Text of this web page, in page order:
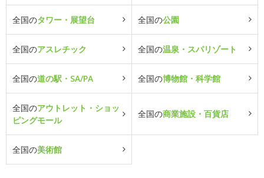
全国のタワー・展望台 全国の公園
全国のアスレチック 全国の温泉・スパリゾート
全国の道の駅・SA/PA 全国の博物館・科学館
全国のアウトレット・ショッ
ピングモール
全国の商業施設・百貨店
全国の美術館